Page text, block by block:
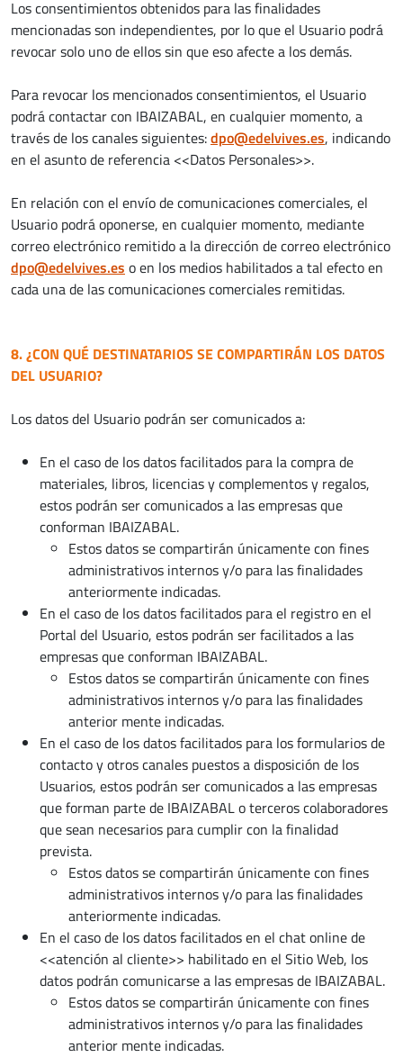
Los consentimientos obtenidos para las finalidades
mencionadas son independientes, por lo que el Usuario podrá
revocar solo uno de ellos sin que eso afecte a los demás.
Para revocar los mencionados consentimientos, el Usuario
podrá contactar con IBAIZABAL, en cualquier momento, a
través de los canales siguientes:dpo@edelvives.es, indicando
en el asunto de referencia <<Datos Personales>>.
En relación con el envío de comunicaciones comerciales, el
Usuario podrá oponerse, en cualquier momento, mediante
correo electrónico remitido a la dirección de correo electrónico
dpo@edelvives.es o en los medios habilitados a tal efecto en
cada una de las comunicaciones comerciales remitidas.
8. ¿CON QUÉ DESTINATARIOS SE COMPARTIRÁN LOS DATOS
DEL USUARIO?
Los datos del Usuario podrán ser comunicados a:
En el caso de los datos facilitados para la compra de
materiales, libros, licencias y complementos y regalos,
estos podrán ser comunicados a las empresas que
conforman IBAIZABAL.
Estos datos se compartirán únicamente con fines
administrativos internos y/o para las finalidades
anteriormente indicadas.
En el caso de los datos facilitados para el registro en el
Portal del Usuario, estos podrán ser facilitados a las
empresas que conforman IBAIZABAL.
Estos datos se compartirán únicamente con fines
administrativos internos y/o para las finalidades
anterior mente indicadas.
En el caso de los datos facilitados para los formularios de
contacto y otros canales puestos a disposición de los
Usuarios, estos podrán ser comunicados a las empresas
que forman parte de IBAIZABAL o terceros colaboradores
que sean necesarios para cumplir con la finalidad
prevista.
Estos datos se compartirán únicamente con fines
administrativos internos y/o para las finalidades
anteriormente indicadas.
En el caso de los datos facilitados en el chat online de
<<atención al cliente>> habilitado en el Sitio Web, los
datos podrán comunicarse a las empresas de IBAIZABAL.
Estos datos se compartirán únicamente con fines
administrativos internos y/o para las finalidades
anterior mente indicadas.